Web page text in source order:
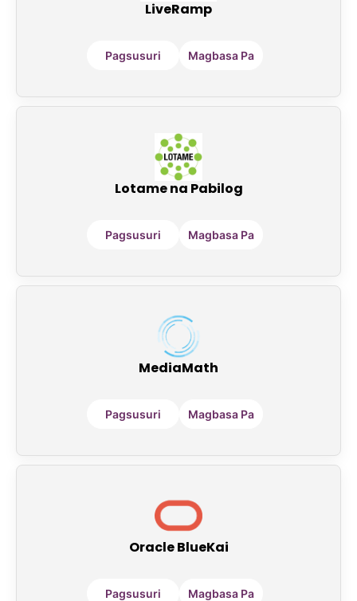
LiveRamp
Pagsusuri Magbasa Pa
Lotame na Pabilog
Pagsusuri Magbasa Pa
MediaMath
Pagsusuri Magbasa Pa
Oracle BlueKai
Pagsusuri Magbasa Pa